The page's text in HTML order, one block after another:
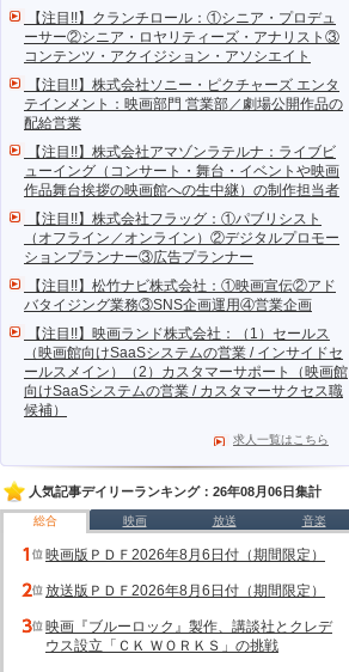
【注目!!】クランチロール：①シニア・プロデュ
ーサー②シニア・ロヤリティーズ・アナリスト③
コンテンツ・アクイジション・アソシエイト
【注目!!】株式会社ソニー・ピクチャーズ エンタ
テインメント：映画部門 営業部／劇場公開作品の
配給営業
【注目!!】株式会社アマゾンラテルナ：ライブビ
ューイング（コンサート・舞台・イベントや映画
作品舞台挨拶の映画館への生中継）の制作担当者
【注目!!】株式会社フラッグ：①パブリシスト
（オフライン／オンライン）②デジタルプロモー
ションプランナー③広告プランナー
【注目!!】松竹ナビ株式会社：①映画宣伝②アド
バタイジング業務③SNS企画運用④営業企画
【注目!!】映画ランド株式会社：（1）セールス
（映画館向けSaaSシステムの営業 / インサイドセ
ールスメイン）（2）カスタマーサポート（映画館
向けSaaSシステムの営業 / カスタマーサクセス職
候補）
求人一覧はこちら
人気記事デイリーランキング：26年08月06日集計
総合 映画 放送 音楽
映画版ＰＤＦ2026年8月6日付（期間限定）
放送版ＰＤＦ2026年8月6日付（期間限定）
映画『ブルーロック』製作、講談社とクレデ
ウス設立「ＣＫ ＷＯＲＫＳ」の挑戦